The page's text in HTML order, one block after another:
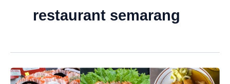
restaurant semarang